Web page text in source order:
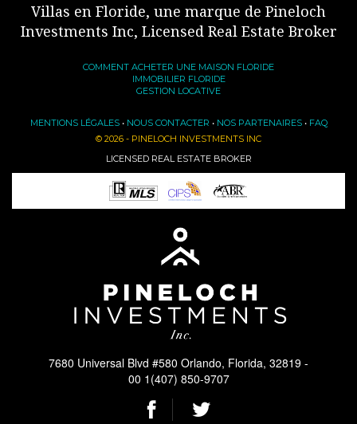
Villas en Floride, une marque de Pineloch
Investments Inc, Licensed Real Estate Broker
COMMENT ACHETER UNE MAISON FLORIDE
IMMOBILIER FLORIDE
GESTION LOCATIVE
MENTIONS LÉGALES• NOUS CONTACTER • NOS PARTENAIRES• FAQ
© 2026 - PINELOCH INVESTMENTS INC
LICENSED REAL ESTATE BROKER
7680 Universal Blvd #580 Orlando, Florida, 32819 -
00 1(407) 850-9707